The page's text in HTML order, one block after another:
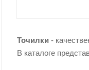
Точилки -
В каталоге